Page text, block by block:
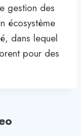
gestion des
écosystème
dans lequel
pour des